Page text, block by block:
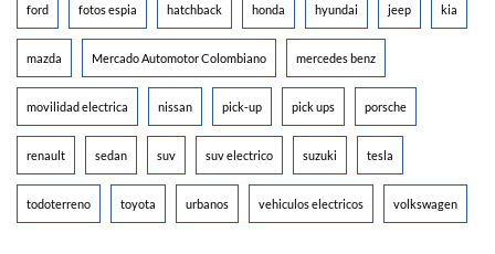
ford fotos espia hatchback honda hyundai jeep kia
mazda Mercado Automotor Colombiano mercedes benz
movilidad electrica nissan pick-up pick ups porsche
renault sedan suv suv electrico suzuki tesla
todoterreno toyota urbanos vehiculos electricos volkswagen